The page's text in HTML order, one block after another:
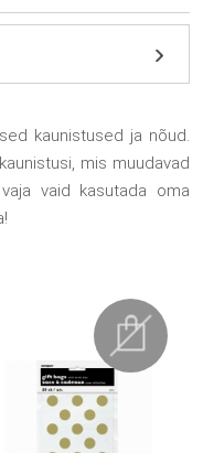
kaunistused ja nõud.
mis muudavad
vaid kasutada oma